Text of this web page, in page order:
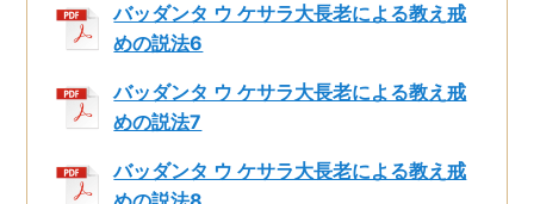
バッダンタ ウ ケサラ大長老による教え戒
めの説法6
バッダンタ ウ ケサラ大長老による教え戒
めの説法7
バッダンタ ウ ケサラ大長老による教え戒